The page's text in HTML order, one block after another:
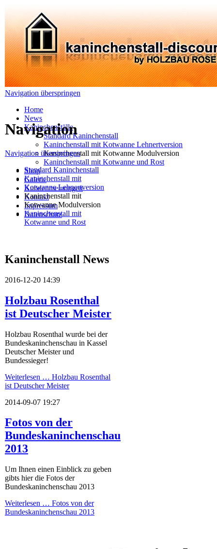
Navigation überspringen
Home
News
Kaninchenställe
Standard Kaninchenstall
Kaninchenstall mit Kotwanne Lehnertversion
Kaninchenstall mit Kotwanne Modulversion
Kaninchenstall mit Kotwanne und Rost
Shop
Galerie
Kundenmeinungen
Kontakt
Impressum
Datenschutz
Navigation
Navigation überspringen
Standard Kaninchenstall
Kaninchenstall mit
Kotwanne Lehnertversion
Kaninchenstall mit
Kotwanne Modulversion
Kaninchenstall mit
Kotwanne und Rost
Kaninchenstall News
2016-12-20 14:39
Holzbau Rosenthal
ist Deutscher Meister
Holzbau Rosenthal wurde bei der
Bundeskaninchenschau in Kassel
Deutscher Meister und
Bundessieger!
Weiterlesen … Holzbau Rosenthal
ist Deutscher Meister
2014-09-07 19:27
Fotos von der
Bundeskaninchenschau
2013
Um Ihnen einen Einblick zu geben
gibts hier die Fotos der
Bundeskaninchenschau 2013
Weiterlesen … Fotos von der
Bundeskaninchenschau 2013